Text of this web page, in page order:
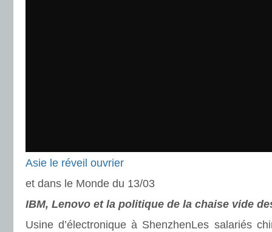
Asie le réveil ouvrier
et dans le Monde du 13/03
IBM, Lenovo et la politique de la chaise vide
Usine d’électronique à ShenzhenLes salariés